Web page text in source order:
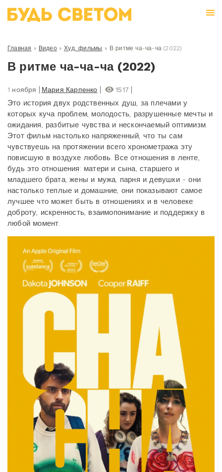
Главная » Видео» Худ. фильмы » В ритме ча-ча-ча (2022)
В ритме ча-ча-ча (2022)
1 ноября Мария Карпенко 1517
Это история двух родственных душ, за плечами у
которых куча проблем, молодость, разрушенные мечты и
ожидания, разбитые чувства и нескончаемый оптимизм.
Этот фильм настолько напряженный, что ты сам
чувствуешь на протяжении всего хронометража эту
повисшую в воздухе любовь. Все отношения в ленте,
будь это отношения: матери и сына, старшего и
младшего брата, жены и мужа, парня и девушки - они
настолько теплые и домашние, они показывают самое
лучшее что может быть в отношениях и в человеке:
доброту, искренность, взаимопонимание и поддержку в
любой момент.